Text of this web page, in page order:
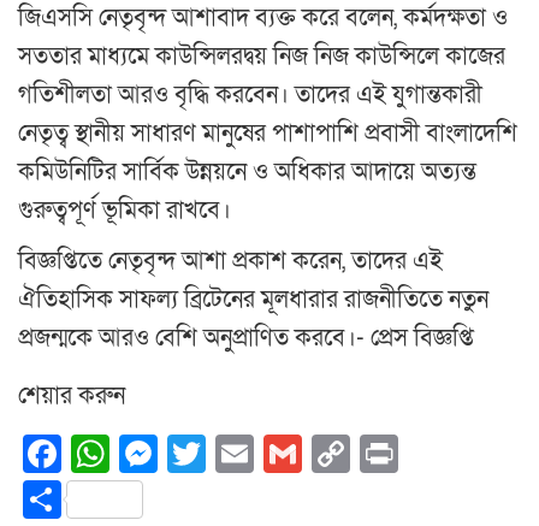
জিএসসি নেতৃবৃন্দ আশাবাদ ব্যক্ত করে বলেন, কর্মদক্ষতা ও
সততার মাধ্যমে কাউন্সিলরদ্বয় নিজ নিজ কাউন্সিলে কাজের
গতিশীলতা আরও বৃদ্ধি করবেন। তাদের এই যুগান্তকারী
নেতৃত্ব স্থানীয় সাধারণ মানুষের পাশাপাশি প্রবাসী বাংলাদেশি
কমিউনিটির সার্বিক উন্নয়নে ও অধিকার আদায়ে অত্যন্ত
গুরুত্বপূর্ণ ভূমিকা রাখবে।
বিজ্ঞপ্তিতে নেতৃবৃন্দ আশা প্রকাশ করেন, তাদের এই
ঐতিহাসিক সাফল্য ব্রিটেনের মূলধারার রাজনীতিতে নতুন
প্রজন্মকে আরও বেশি অনুপ্রাণিত করবে।- প্রেস বিজ্ঞপ্তি
শেয়ার করুন
Facebook
WhatsApp
Messenger
Twitter
EmailGmail
Copy
Share